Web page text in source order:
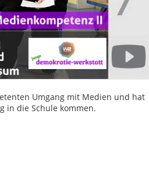
Umgang mit Medien und hat
in die Schule kommen.